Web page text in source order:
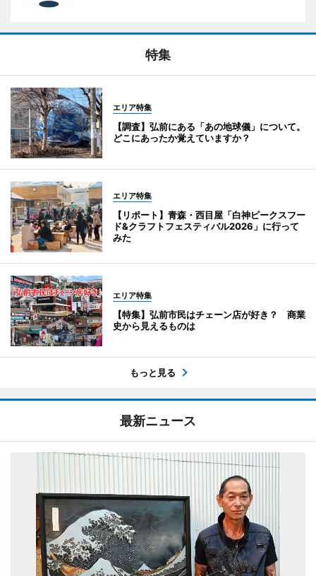
特集
エリア特集
【調査】弘前にある「あの地球儀」について。
どこにあったか覚えていますか？
エリア特集
【リポート】青森・西目屋「白神ピークスフー
ド&クラフトフェスティバル2026」に行って
みた
エリア特集
【特集】弘前市民はチェーン店が好き？ 商業
史から見えるものは
もっと見る
最新ニュース